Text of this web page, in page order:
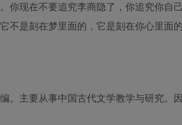
你现在不要追究李商隐了，你追究你自
不是刻在梦里面的，它是刻在你心里
。主要从事中国古代文学教学与研究。